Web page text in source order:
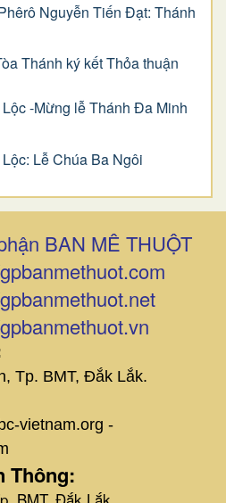
Nguyễn Tiến Đạt: Thánh
Thánh ký kết Thỏa thuận
-Mừng lễ Thánh Đa Minh
Lễ Chúa Ba Ngôi
BAN MÊ THUỘT
Tp. BMT, Đắk Lắk.
vietnam.org -
Thông: